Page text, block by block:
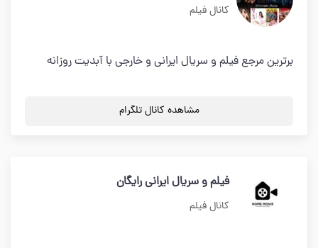
کانال فیلم
برترین مرجع فیلم و سریال ایرانی و خارجی با آبدیت روزانه
مشاهده کانال تلگرام
فیلم و سریال ایرانی رایگان
کانال فیلم